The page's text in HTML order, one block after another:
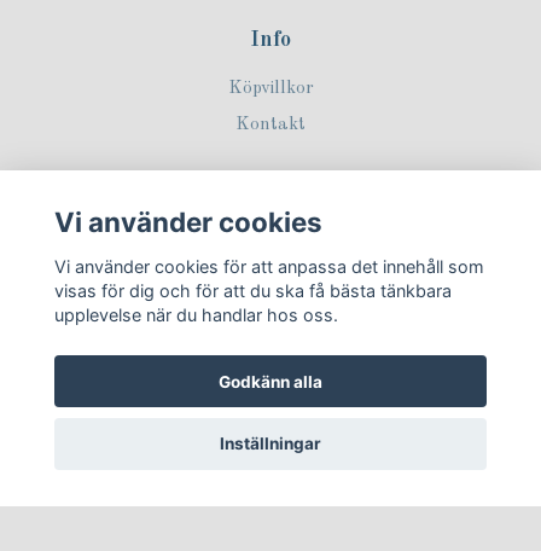
Info
Köpvillkor
Kontakt
Vi använder cookies
Vi använder cookies för att anpassa det innehåll som
visas för dig och för att du ska få bästa tänkbara
upplevelse när du handlar hos oss.
Godkänn alla
Inställningar